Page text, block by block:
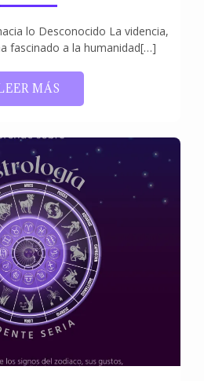
lo Desconocido La videncia,
fascinado a la humanidad[…]
MÁS